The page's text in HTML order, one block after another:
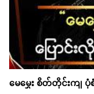
မေမွှေး စိတ်တိုင်းကျ